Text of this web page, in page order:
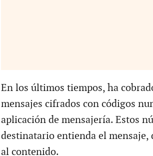
En los últimos tiempos, ha
mensajes cifrados con códigos
aplicación de mensajería. Estos
destinatario entienda el mensaje,
al contenido.